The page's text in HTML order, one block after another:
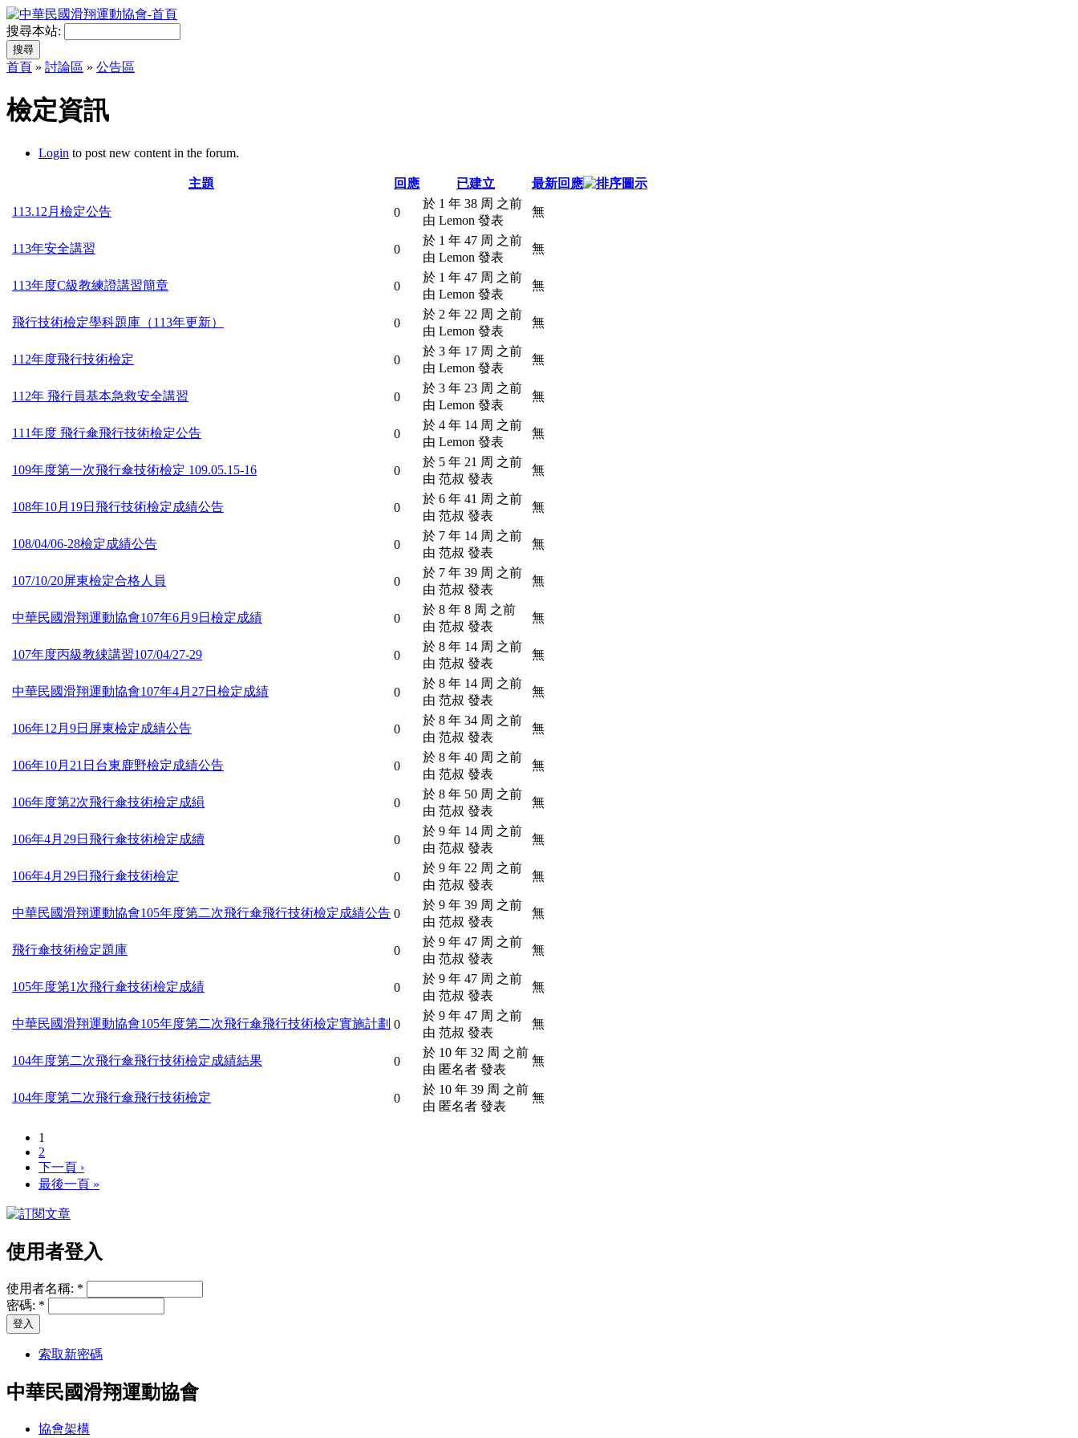
搜尋本站:
首頁 » 討論區 » 公告區
檢定資訊
Login to post new content in the forum.
主題 回應 已建立 最新回應
113.12月檢定公告 0
於 1 年 38 周 之前
由 Lemon 發表
無
113年安全講習 0
於 1 年 47 周 之前
由 Lemon 發表
無
113年度C級教練證講習簡章 0
於 1 年 47 周 之前
由 Lemon 發表
無
飛行技術檢定學科題庫（113年更新） 0
於 2 年 22 周 之前
由 Lemon 發表
無
112年度飛行技術檢定 0
於 3 年 17 周 之前
由 Lemon 發表
無
112年 飛行員基本急救安全講習 0
於 3 年 23 周 之前
由 Lemon 發表
無
111年度 飛行傘飛行技術檢定公告 0
於 4 年 14 周 之前
由 Lemon 發表
無
109年度第一次飛行傘技術檢定 109.05.15-16 0
於 5 年 21 周 之前
由 范叔 發表
無
108年10月19日飛行技術檢定成績公告 0
於 6 年 41 周 之前
由 范叔 發表
無
108/04/06-28檢定成績公告 0
於 7 年 14 周 之前
由 范叔 發表
無
107/10/20屏東檢定合格人員 0
於 7 年 39 周 之前
由 范叔 發表
無
中華民國滑翔運動協會107年6月9日檢定成績 0
於 8 年 8 周 之前
由 范叔 發表
無
107年度丙級教綀講習107/04/27-29 0
於 8 年 14 周 之前
由 范叔 發表
無
中華民國滑翔運動協會107年4月27日檢定成績 0
於 8 年 14 周 之前
由 范叔 發表
無
106年12月9日屏東檢定成績公告 0
於 8 年 34 周 之前
由 范叔 發表
無
106年10月21日台東鹿野檢定成績公告 0
於 8 年 40 周 之前
由 范叔 發表
無
106年度第2次飛行傘技術檢定成縜 0
於 8 年 50 周 之前
由 范叔 發表
無
106年4月29日飛行傘技術檢定成續 0
於 9 年 14 周 之前
由 范叔 發表
無
106年4月29日飛行傘技術檢定 0
於 9 年 22 周 之前
由 范叔 發表
無
中華民國滑翔運動協會105年度第二次飛行傘飛行技術檢定成績公告 0
於 9 年 39 周 之前
由 范叔 發表
無
飛行傘技術檢定題庫 0
於 9 年 47 周 之前
由 范叔 發表
無
105年度第1次飛行傘技術檢定成績 0
於 9 年 47 周 之前
由 范叔 發表
無
中華民國滑翔運動協會105年度第二次飛行傘飛行技術檢定實施計劃 0
於 9 年 47 周 之前
由 范叔 發表
無
104年度第二次飛行傘飛行技術檢定成績結果 0
於 10 年 32 周 之前
由 匿名者 發表
無
104年度第二次飛行傘飛行技術檢定 0
於 10 年 39 周 之前
由 匿名者 發表
無
1
2
下一頁 ›
最後一頁 »
使用者登入
使用者名稱: *
密碼: *
索取新密碼
中華民國滑翔運動協會
協會架構